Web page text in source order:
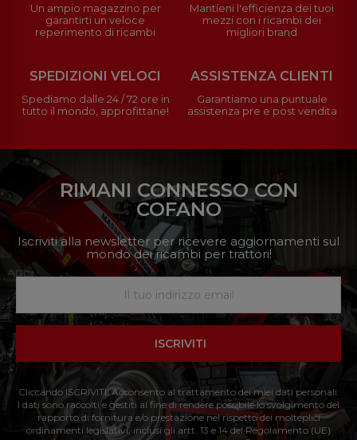
Un ampio magazzino per
garantirti un veloce
reperimento di ricambi
Mantieni l'efficienza dei tuoi
mezzi con i ricambi dei
migliori brand
SPEDIZIONI VELOCI
Spediamo dalle 24 / 72 ore in
tutto il mondo, approfittane!
ASSISTENZA CLIENTI
Garantiamo una puntuale
assistenza pre e post vendita
RIMANI CONNESSO CON
COFANO
Iscriviti alla newsletter per ricevere aggiornamenti sul
mondo dei ricambi per trattori!
ISCRIVITI
Cliccando ISCRIVITI: Acconsento al trattamento dei miei dati personali.
I dati sono raccolti e gestiti al fine di rendere possibile lo svolgimento del
rapporto di fornitura e/o prestazione nel rispetto dei molteplici
ordinamenti legislativi, inclusi gli artt. 13 e 14 del Regolamento (UE)